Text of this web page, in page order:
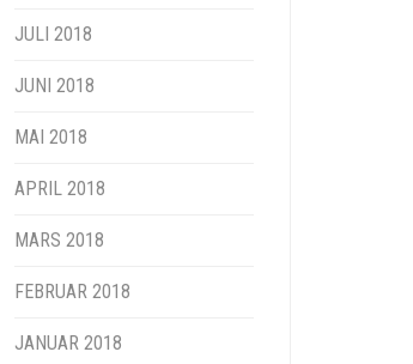
JULI 2018
JUNI 2018
MAI 2018
APRIL 2018
MARS 2018
FEBRUAR 2018
JANUAR 2018